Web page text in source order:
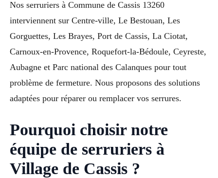
Nos serruriers à Commune de Cassis 13260
interviennent sur Centre-ville, Le Bestouan, Les
Gorguettes, Les Brayes, Port de Cassis, La Ciotat,
Carnoux-en-Provence, Roquefort-la-Bédoule, Ceyreste,
Aubagne et Parc national des Calanques pour tout
problème de fermeture. Nous proposons des solutions
adaptées pour réparer ou remplacer vos serrures.
Pourquoi choisir notre
équipe de serruriers à
Village de Cassis ?